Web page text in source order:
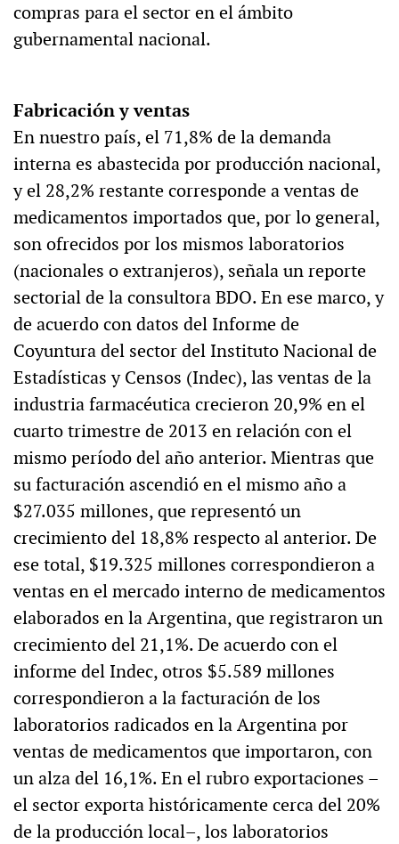
compras para el sector en el ámbito
gubernamental nacional.
Fabricación y ventas
En nuestro país, el 71,8% de la demanda
interna es abastecida por producción nacional,
y el 28,2% restante corresponde a ventas de
medicamentos importados que, por lo general,
son ofrecidos por los mismos laboratorios
(nacionales o extranjeros), señala un reporte
sectorial de la consultora BDO. En ese marco, y
de acuerdo con datos del Informe de
Coyuntura del sector del Instituto Nacional de
Estadísticas y Censos (Indec), las ventas de la
industria farmacéutica crecieron 20,9% en el
cuarto trimestre de 2013 en relación con el
mismo período del año anterior. Mientras que
su facturación ascendió en el mismo año a
$27.035 millones, que representó un
crecimiento del 18,8% respecto al anterior. De
ese total, $19.325 millones correspondieron a
ventas en el mercado interno de medicamentos
elaborados en la Argentina, que registraron un
crecimiento del 21,1%. De acuerdo con el
informe del Indec, otros $5.589 millones
correspondieron a la facturación de los
laboratorios radicados en la Argentina por
ventas de medicamentos que importaron, con
un alza del 16,1%. En el rubro exportaciones –
el sector exporta históricamente cerca del 20%
de la producción local–, los laboratorios